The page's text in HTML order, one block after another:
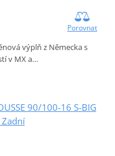
Porovnat
výplň z Německa s
v MX a…
90/100-16 S-BIG
Zadní